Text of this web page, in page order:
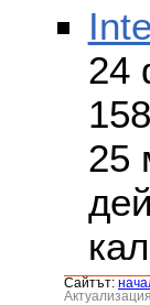
24
25
Сайтът: